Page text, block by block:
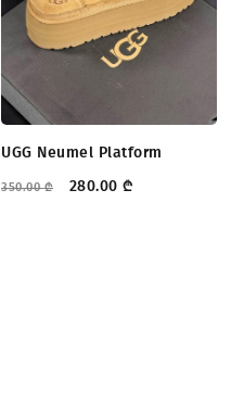
UGG Neumel Platform
350.00₾ 280.00 ₾